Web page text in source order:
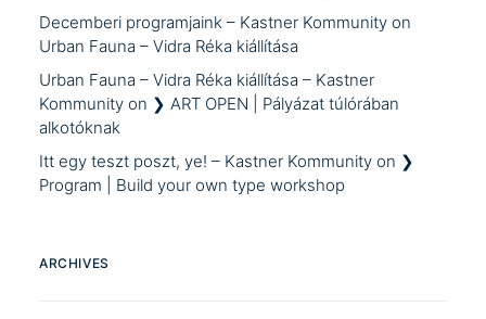
Decemberi programjaink – Kastner Kommunity on
Urban Fauna – Vidra Réka kiállítása
Urban Fauna – Vidra Réka kiállítása – Kastner
Kommunity on ❯ ART OPEN | Pályázat túlórában
alkotóknak
Itt egy teszt poszt, ye! – Kastner Kommunity on ❯
Program | Build your own type workshop
ARCHIVES